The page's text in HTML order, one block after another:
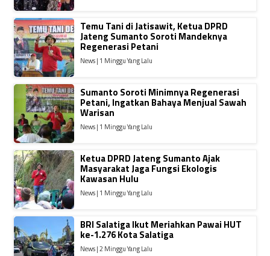
Temu Tani di Jatisawit, Ketua DPRD
Jateng Sumanto Soroti Mandeknya
Regenerasi Petani
News | 1 Minggu Yang Lalu
Sumanto Soroti Minimnya Regenerasi
Petani, Ingatkan Bahaya Menjual Sawah
Warisan
News | 1 Minggu Yang Lalu
Ketua DPRD Jateng Sumanto Ajak
Masyarakat Jaga Fungsi Ekologis
Kawasan Hulu
News | 1 Minggu Yang Lalu
BRI Salatiga Ikut Meriahkan Pawai HUT
ke-1.276 Kota Salatiga
News | 2 Minggu Yang Lalu